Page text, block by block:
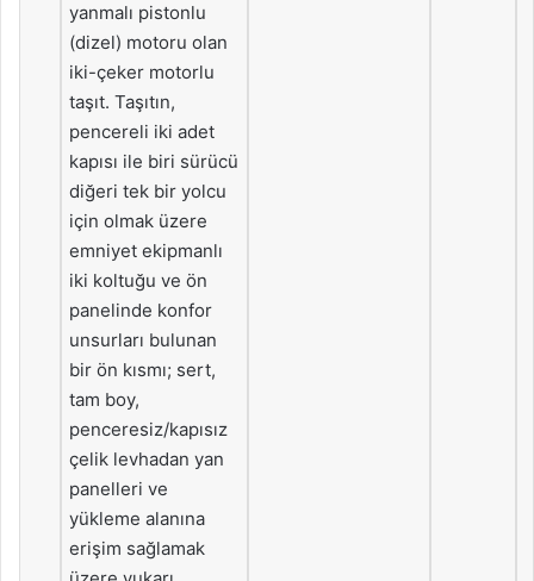
yanmalı pistonlu
(dizel) motoru olan
iki-çeker motorlu
taşıt. Taşıtın,
pencereli iki adet
kapısı ile biri sürücü
diğeri tek bir yolcu
için olmak üzere
emniyet ekipmanlı
iki koltuğu ve ön
panelinde konfor
unsurları bulunan
bir ön kısmı; sert,
tam boy,
penceresiz/kapısız
çelik levhadan yan
panelleri ve
yükleme alanına
erişim sağlamak